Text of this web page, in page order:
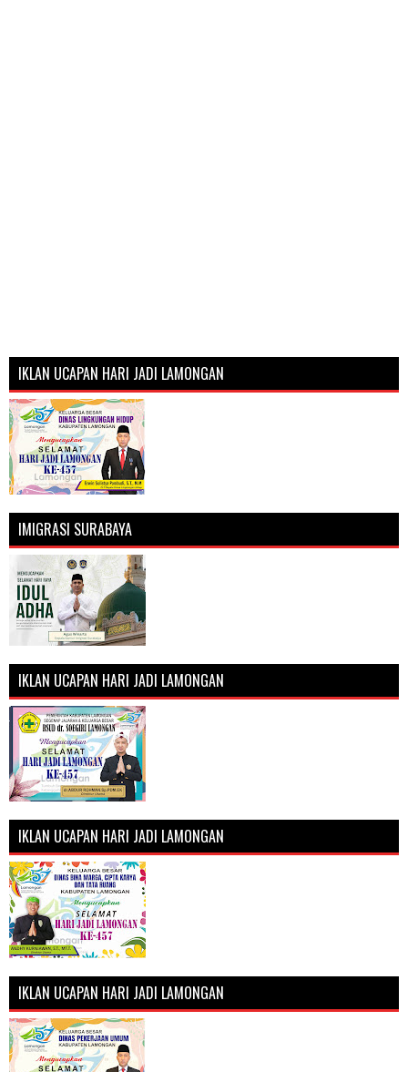
IKLAN UCAPAN HARI JADI LAMONGAN
IMIGRASI SURABAYA
IKLAN UCAPAN HARI JADI LAMONGAN
IKLAN UCAPAN HARI JADI LAMONGAN
IKLAN UCAPAN HARI JADI LAMONGAN